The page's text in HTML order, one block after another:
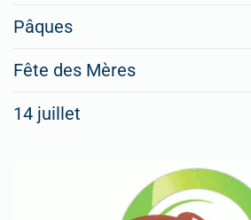
Pâques
Fête des Mères
14 juillet